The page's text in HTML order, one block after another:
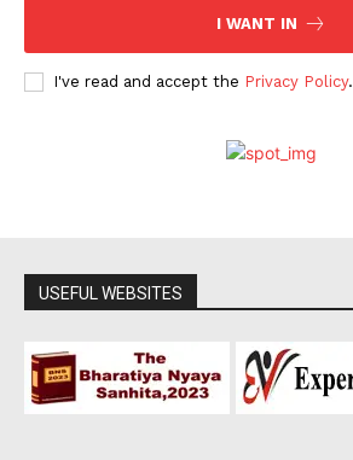
I WANT IN
I've read and accept the Privacy Policy.
USEFUL WEBSITES